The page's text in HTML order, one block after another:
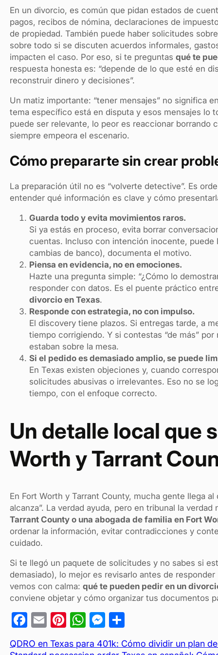
En un divorcio, es común que pidan estados de
pagos, recibos de nómina, declaraciones de
de propiedad. También puede haber solicitudes
sobre todo si se discuten acuerdos informales,
impacten el caso. Por eso, si te preguntas qué te
respuesta honesta es: “depende de lo que esté en
reconstruir dinero y decisiones”.
Un matiz importante: “tener mensajes” no significa
tema específico está en disputa y esos mensajes lo
puede ser relevante, lo peor es reaccionar borrando
siempre empeora el escenario.
Cómo prepararte sin crear
La preparación útil no es “volverte detective”. Es
entender qué información es clave y cómo
Guarda todo y evita movimientos raros.
Si ya estás en proceso, evita borrar
cuentas. Incluso con intención inocente, puede
cambias de banco), documenta el motivo.
Piensa en evidencia, no en emociones.
Hazte una pregunta simple: “¿Cómo lo
responder con datos. Es el puente práctico
divorcio en Texas.
Responde con estrategia, no con impulso.
El discovery tiene plazos. Si entregas tarde, a
tiempo corrigiendo. Y si contestas “de más”
estaban sobre la mesa.
Si el pedido es demasiado amplio, se puede
En Texas existen objeciones y, cuando
solicitudes abusivas o irrelevantes. Eso no se
tiempo, con el enfoque correcto.
Un detalle local que
Worth y Tarrant
En Fort Worth y Tarrant County, mucha gente llega
alcanza”. La verdad ayuda, pero en tribunal la
Tarrant County o una abogada de familia en Fort
ordenar la información, evitar contradicciones y
cuidado.
Si te llegó un paquete de solicitudes y no sabes si
demasiado), lo mejor es revisarlo antes de
vemos con calma: qué te pueden pedir en un
conviene objetar y cómo organizar tus documentos
F
a
c
E
m
ail
Pi
er
W
at
M
es
se
o
m
QDRO en Texas para 401k: Cómo dividir un plan